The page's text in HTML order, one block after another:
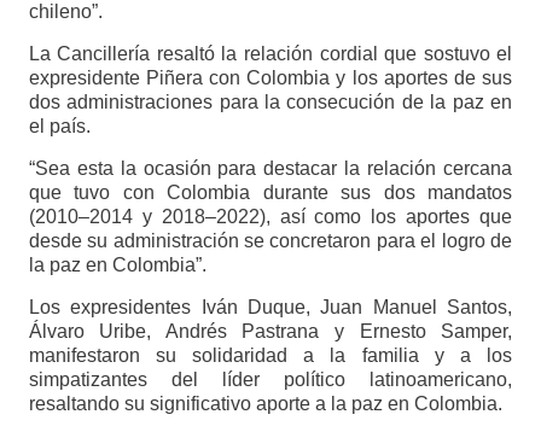
chileno”.
La Cancillería resaltó la relación cordial que sostuvo el
expresidente Piñera con Colombia y los aportes de sus
dos administraciones para la consecución de la paz en
el país.
“Sea esta la ocasión para destacar la relación cercana
que tuvo con Colombia durante sus dos mandatos
(2010–2014 y 2018–2022), así como los aportes que
desde su administración se concretaron para el logro de
la paz en Colombia”.
Los expresidentes Iván Duque, Juan Manuel Santos,
Álvaro Uribe, Andrés Pastrana y Ernesto Samper,
manifestaron su solidaridad a la familia y a los
simpatizantes del líder político latinoamericano,
resaltando su significativo aporte a la paz en Colombia.